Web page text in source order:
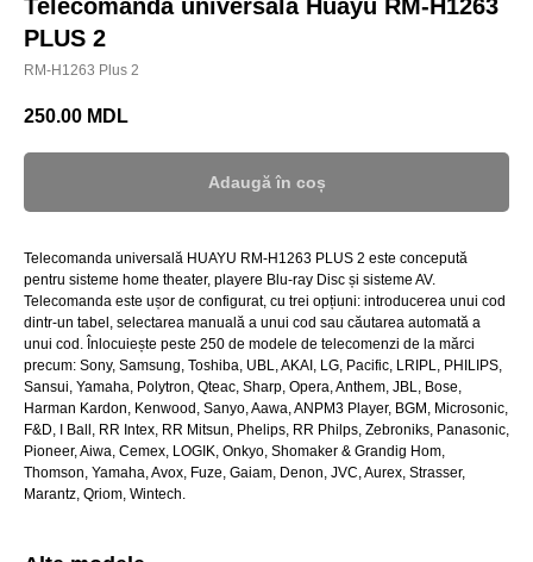
Telecomandă universală Huayu RM-H1263
PLUS 2
RM-H1263 Plus 2
250.00 MDL
Adaugă în coș
Telecomanda universală HUAYU RM-H1263 PLUS 2 este concepută
pentru sisteme home theater, playere Blu-ray Disc și sisteme AV.
Telecomanda este ușor de configurat, cu trei opțiuni: introducerea unui cod
dintr-un tabel, selectarea manuală a unui cod sau căutarea automată a
unui cod. Înlocuiește peste 250 de modele de telecomenzi de la mărci
precum: Sony, Samsung, Toshiba, UBL, AKAI, LG, Pacific, LRIPL, PHILIPS,
Sansui, Yamaha, Polytron, Qteac, Sharp, Opera, Anthem, JBL, Bose,
Harman Kardon, Kenwood, Sanyo, Aawa, ANPM3 Player, BGM, Microsonic,
F&D, I Ball, RR Intex, RR Mitsun, Phelips, RR Philps, Zebroniks, Panasonic,
Pioneer, Aiwa, Cemex, LOGIK, Onkyo, Shomaker & Grandig Hom,
Thomson, Yamaha, Avox, Fuze, Gaiam, Denon, JVC, Aurex, Strasser,
Marantz, Qriom, Wintech.